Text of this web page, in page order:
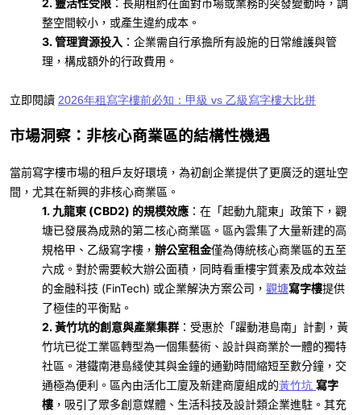
2. 靈活性受限 ：長期租約在面對市場或業務的突發變動時，調
整空間較小，或產生違約成本。
3. 管理資源投入 ：企業需自行承擔所有設施的日常維護與管
理，構成額外的行政費用。
立即閱讀 2026年租寫字樓前必知：甲級 vs 乙級寫字樓大比拼
市場洞察：非核心商業區的結構性機遇
當前寫字樓市場的租戶友好環境，為初創企業提供了更廣泛的選址空
間，尤其在新興的非核心商業區。
1. 九龍東 (CBD2) 的規模效應 ：在「起動九龍東」政策下，觀
塘已發展為成熟的第二核心商業區。區內雲集了大量新建的高
規格甲、乙級寫字樓， 辦公室租金僅為傳統核心商業區的五至
六成。對於需要較大辦公面積，同時看重樓宇質素及成本效益
的金融科技 (FinTech) 或企業解決方案公司， 觀塘寫字樓提供
了極佳的平衡點。
2. 黃竹坑的創意與產業集群 ：受惠於「躍動港島南」計劃，黃
竹坑已從工業區轉型為一個集藝術、設計與商業於一體的獨特
社區。港鐵南港島綫使其與金鐘的通勤時間縮短至數分鐘，交
通極為便利。區內由活化工廈及新建商廈組成的黃竹坑 寫字
樓 ，吸引了眾多創意媒體、生活科技及設計類企業進駐。其充